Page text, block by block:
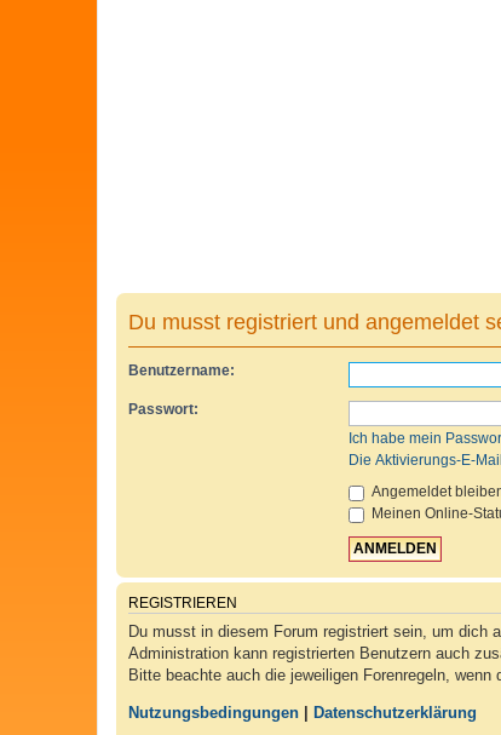
Du musst registriert und angemeldet
Benutzername:
Passwort:
Ich habe mein
Die Aktivierungs-E-
Angemeldet
Meinen Online-
REGISTRIEREN
Du musst in diesem Forum registriert sein, um dich
Administration kann registrierten Benutzern auch
Bitte beachte auch die jeweiligen Forenregeln, wenn
Nutzungsbedingungen Datenschutzerklärung